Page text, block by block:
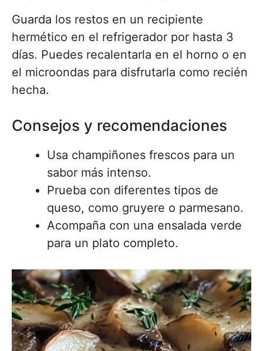
Guarda los restos en un recipiente
hermético en el refrigerador por hasta 3
días. Puedes recalentarla en el horno o en
el microondas para disfrutarla como recién
hecha.
Consejos y recomendaciones
Usa champiñones frescos para un
sabor más intenso.
Prueba con diferentes tipos de
queso, como gruyere o parmesano.
Acompaña con una ensalada verde
para un plato completo.